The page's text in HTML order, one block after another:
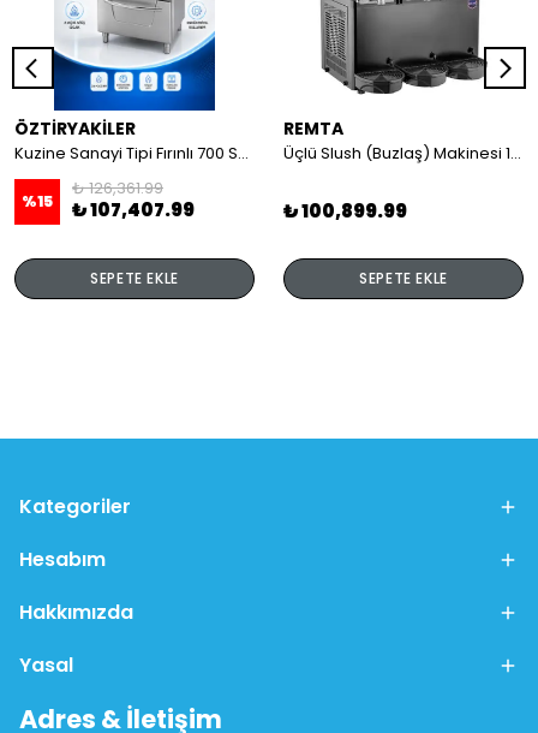
ÖZTİRYAKİLER
Kuzine Sanayi Tipi Fırınlı 700 Seri Gazlı 4 Açık Ateş 80x70x85 (Lp)-2X6Kw+2X7,5Kw+6Kw Elektrikli Fırın
%15
₺ 126,361.99
₺ 107,407.99
SEPETE EKLE
REMTA
Üçlü Slush (Buzlaş) Makinesi 12+12+12 lt
₺ 100,899.99
SEPETE EKLE
Kategoriler
Hesabım
Hakkımızda
Yasal
Adres & İletişim